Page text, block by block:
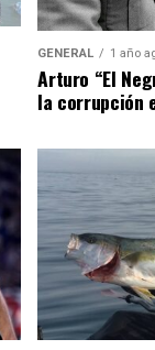
GENERAL 1 año
Arturo “El
la corrupción